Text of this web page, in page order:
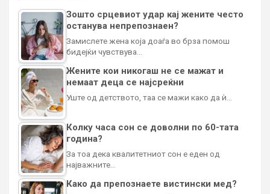
Зошто срцевиот удар кај жените често
останува непрепознаен?
Замислете жена која доаѓа во брза помош
бидејќи чувствува…
Жените кои никогаш не се мажат и
немаат деца се најсреќни
Уште од детството, таа се мажи како да ѝ…
Колку часа сон се доволни по 60-тата
година?
За тоа дека квалитетниот сон е еден од
најважните…
Како да препознаете вистински мед?